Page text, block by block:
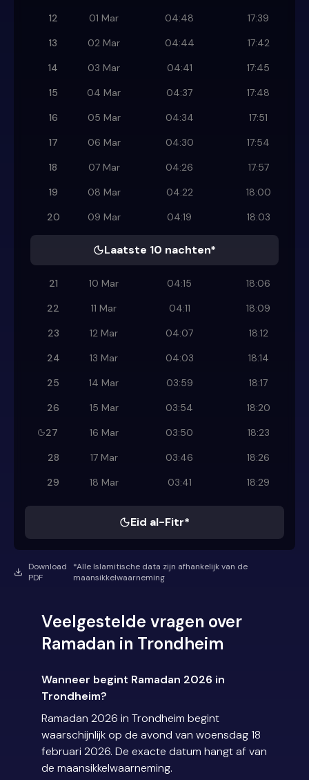
12
01 Mar 04:48
17:39
13
02 Mar 04:44
17:42
14
03 Mar 04:41
17:45
15
04 Mar 04:37
17:48
16
05 Mar 04:34
17:51
17
06 Mar 04:30
17:54
18
07 Mar 04:26
17:57
19
08 Mar 04:22
18:00
20
09 Mar 04:19 18:03
Laatste 10 nachten*
21 10 Mar 04:15
18:06
22
11 Mar 04:11
18:09
23
12 Mar 04:07
18:12
24
13 Mar 04:03
18:14
25
14 Mar 03:59
18:17
26
15 Mar 03:54
18:20
27
16 Mar 03:50
18:23
28
17 Mar 03:46
18:26
29
18 Mar 03:41 18:29
Eid al-Fitr*
Download
PDF
*Alle Islamitische data zijn afhankelijk van de
maansikkelwaarneming
Veelgestelde vragen over
Ramadan in Trondheim
Wanneer begint Ramadan 2026 in
Trondheim?
Ramadan 2026 in Trondheim begint
waarschijnlijk op de avond van woensdag 18
februari 2026. De exacte datum hangt af van
de maansikkelwaarneming.